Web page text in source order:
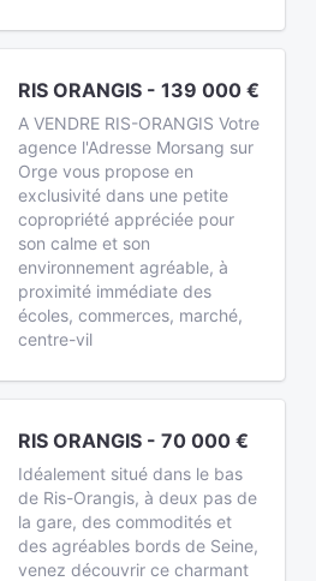
RIS ORANGIS - 139 000 €
A VENDRE RIS-ORANGIS Votre
agence l'Adresse Morsang sur
Orge vous propose en
exclusivité dans une petite
copropriété appréciée pour
son calme et son
environnement agréable, à
proximité immédiate des
écoles, commerces, marché,
centre-vil
RIS ORANGIS - 70 000 €
Idéalement situé dans le bas
de Ris-Orangis, à deux pas de
la gare, des commodités et
des agréables bords de Seine,
venez découvrir ce charmant